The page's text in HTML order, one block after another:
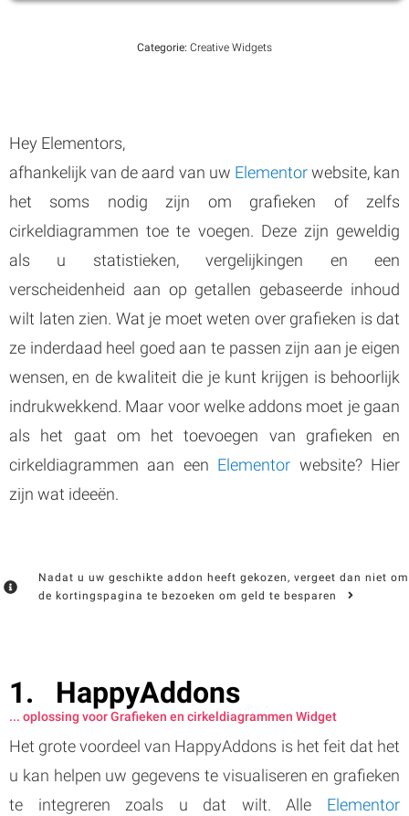
Hey Elementors,
afhankelijk van de aard van uw Elementorwebsite, kan
het soms nodig zijn om grafieken of zelfs
cirkeldiagrammen toe te voegen. Deze zijn geweldig
als u statistieken, vergelijkingen en een
verscheidenheid aan op getallen gebaseerde inhoud
wilt laten zien. Wat je moet weten over grafieken is dat
ze inderdaad heel goed aan te passen zijn aan je eigen
wensen, en de kwaliteit die je kunt krijgen is behoorlijk
indrukwekkend. Maar voor welke addons moet je gaan
als het gaat om het toevoegen van grafieken en
cirkeldiagrammen aan een Elementor website? Hier
zijn wat ideeën.
Nadat u uw geschikte addon heeft gekozen, vergeet dan niet om
de kortingspagina te bezoeken om geld te besparen
HappyAddons
... oplossing voor Grafieken en cirkeldiagrammen Widget
Het grote voordeel van HappyAddons is het feit dat het
u kan helpen uw gegevens te visualiseren en grafieken
te integreren zoals u dat wilt. Alle Elementor
Categorie: Creative Widgets